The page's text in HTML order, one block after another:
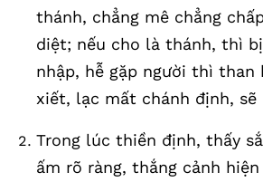
thánh, chẳng mê chẳng
diệt; nếu cho là thánh, thì
nhập, hễ gặp người thì than
xiết, lạc mất chánh định, sẽ
Trong lúc thiền định, thấy
ấm rõ ràng, thắng cảnh